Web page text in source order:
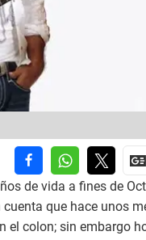
de vida a fines de
que hace unos
el colon; sin embargo